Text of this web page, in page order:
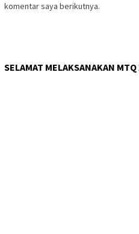
komentar saya berikutnya.
SELAMAT MELAKSANAKAN MTQ